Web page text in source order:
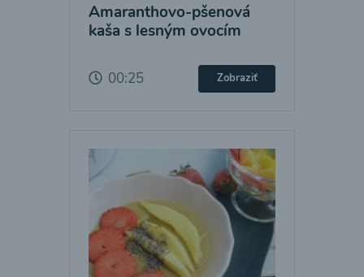
Amaranthovo-pšenová
kaša s lesným ovocím
00:25 Zobraziť